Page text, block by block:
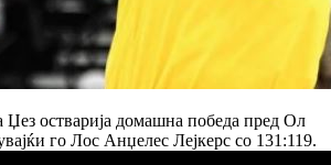
Џез остварија домашна победа пред Ол
го Лос Анџелес Лејкерс со 131:119.